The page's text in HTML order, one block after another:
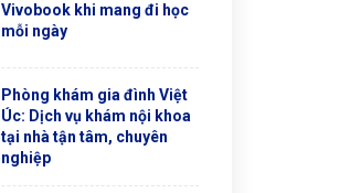
Vivobook khi mang đi học
mỗi ngày
Phòng khám gia đình Việt
Úc: Dịch vụ khám nội khoa
tại nhà tận tâm, chuyên
nghiệp